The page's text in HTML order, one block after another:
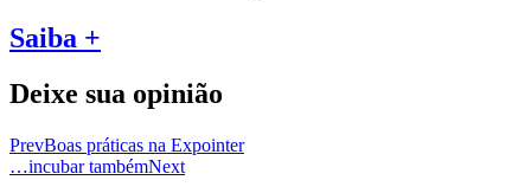
Saiba +
Deixe sua opinião
PrevBoas práticas na Expointer
…incubar tambémNext